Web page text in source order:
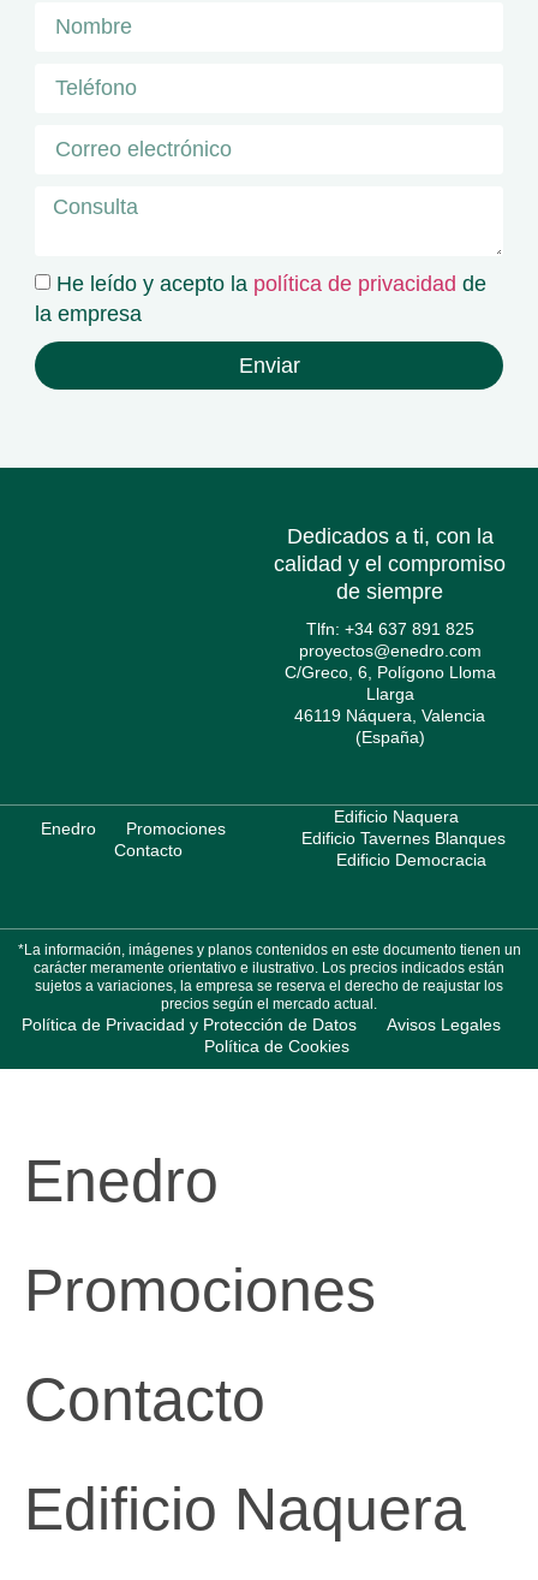
He leído y acepto la política de privacidad de
la empresa
Enviar
Dedicados a ti, con la
calidad y el compromiso
de siempre
Tlfn: +34 637 891 825
proyectos@enedro.com
C/Greco, 6, Polígono Lloma
Llarga
46119 Náquera, Valencia
(España)
Enedro
Promociones
Contacto
Edificio Naquera
Edificio Tavernes Blanques
Edificio Democracia
*La información, imágenes y planos contenidos en este documento tienen un
carácter meramente orientativo e ilustrativo. Los precios indicados están
sujetos a variaciones, la empresa se reserva el derecho de reajustar los
precios según el mercado actual.
Política de Privacidad y Protección de Datos
Avisos Legales
Política de Cookies
Enedro
Promociones
Contacto
Edificio Naquera